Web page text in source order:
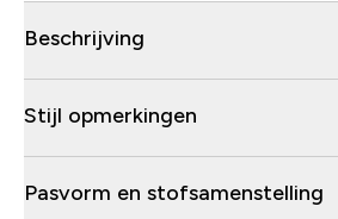
Beschrijving
Stijl opmerkingen
Pasvorm en stofsamenstelling